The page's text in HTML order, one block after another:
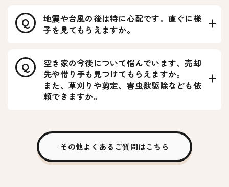
※郵送でのお申込みの場合は、15日までの消印を有
効といたします。
※16日以降のお申込みは翌々月1日からのご利用開始
となります。
Q
地震や台風の後は特に心配です。直ぐに様
子を見てもらえますか。
Q
空き家の今後について悩んでいます、売却
先や借り手も見つけてもらえますか。
また、草刈りや剪定、害虫獣駆除なども依
頼できますか。
その他よくあるご質問はこちら